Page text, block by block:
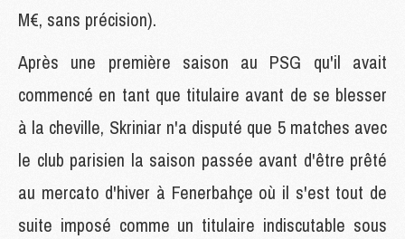
M€, sans précision).
Après une première saison au PSG qu'il avait
commencé en tant que titulaire avant de se blesser
à la cheville, Skriniar n'a disputé que 5 matches avec
le club parisien la saison passée avant d'être prêté
au mercato d'hiver à Fenerbahçe où il s'est tout de
suite imposé comme un titulaire indiscutable sous